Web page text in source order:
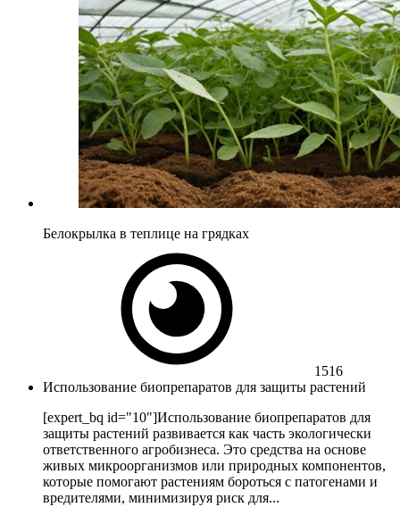
Белокрылка в теплице на грядках
1516
Использование биопрепаратов для защиты растений
[expert_bq id="10"]Использование биопрепаратов для
защиты растений развивается как часть экологически
ответственного агробизнеса. Это средства на основе
живых микроорганизмов или природных компонентов,
которые помогают растениям бороться с патогенами и
вредителями, минимизируя риск для...